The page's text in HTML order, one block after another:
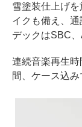
雪塗装仕上げ
イクも備え、
デックはSBC、
連続音楽再生
間、ケース込み